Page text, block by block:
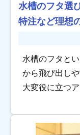
水槽のフタ選
特注など理想
水槽のフタと
から飛び出し
大変役に立つ
ですが、水槽
というア […]